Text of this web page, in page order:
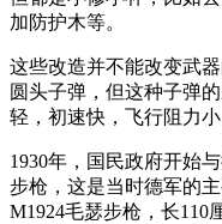
加防护木等。
这些改造并不能改变武
圆头子弹，但这种子弹
轻，初速快，飞行阻力小
1930年，国民政府开始
步枪，这是当时德军的
M1924毛瑟步枪，长110